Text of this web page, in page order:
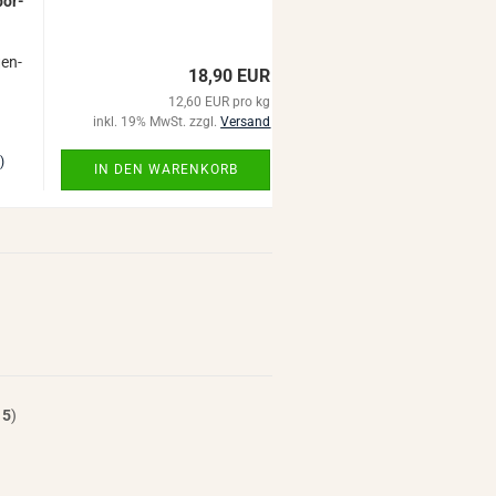
18,90 EUR
12,60 EUR pro kg
inkl. 19% MwSt. zzgl.Versand
IN DEN WARENKORB
5)